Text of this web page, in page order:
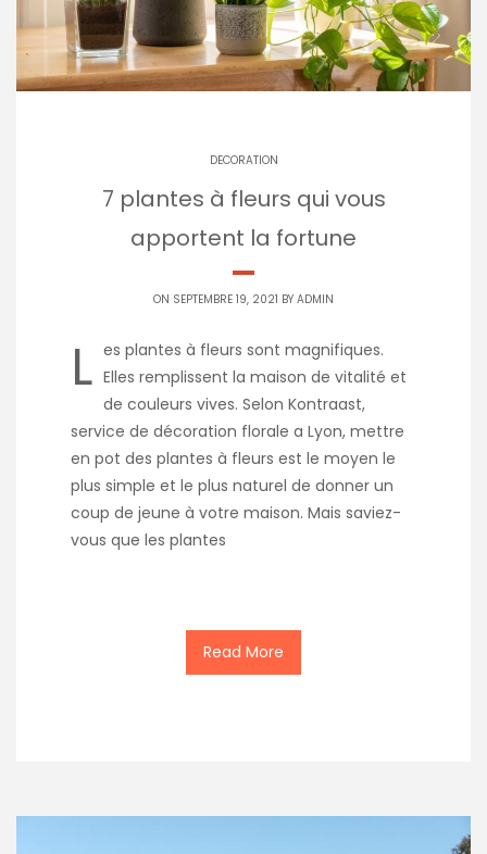
DECORATION
7 plantes à fleurs qui vous
apportent la fortune
ON SEPTEMBRE 19, 2021 BY ADMIN
L es plantes à fleurs sont magnifiques.
Elles remplissent la maison de vitalité et
de couleurs vives. Selon Kontraast,
service de décoration florale a Lyon, mettre
en pot des plantes à fleurs est le moyen le
plus simple et le plus naturel de donner un
coup de jeune à votre maison. Mais saviez-
vous que les plantes
Read More